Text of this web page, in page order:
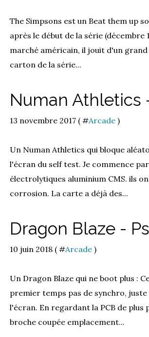
The Simpsons est un Beat them up
après le début de la série
marché américain, il jouit d'un grand
carton de la série...
Numan Athletics
13 novembre 2017 ( #Arcade )
Un Numan Athletics qui bloque
l'écran du self test. Je commence
électrolytiques aluminium CMS. ils
corrosion. La carte a déjà des...
Dragon Blaze -
10 juin 2018 ( #Arcade )
Un Dragon Blaze qui ne boot plus :
premier temps pas de synchro,
l'écran. En regardant la PCB de
broche coupée emplacement...